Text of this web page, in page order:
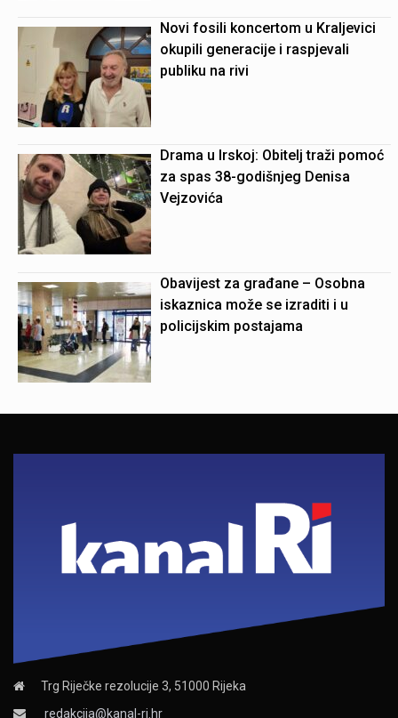
Novi fosili koncertom u Kraljevici
okupili generacije i raspjevali
publiku na rivi
Drama u Irskoj: Obitelj traži pomoć
za spas 38-godišnjeg Denisa
Vejzovića
Obavijest za građane – Osobna
iskaznica može se izraditi i u
policijskim postajama
Trg Riječke rezolucije 3, 51000 Rijeka
redakcija@kanal-ri.hr